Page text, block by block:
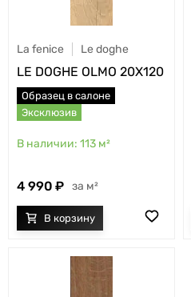
La fenice Le doghe
LE DOGHE OLMO 20X120
Образец в салоне
Эксклюзив
113 м²
4 990 м²